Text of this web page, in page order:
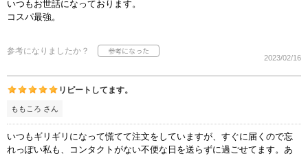
いつもお世話になっております。
コスパ最強。
参考になりましたか？
2023/02/16
リピートしてます。
ももころ さん
いつもギリギリになって慌てて注文をしていますが、すぐに届くので忘
れっぽい私も、コンタクトがない不便な日を送らずに過ごせてます。あ